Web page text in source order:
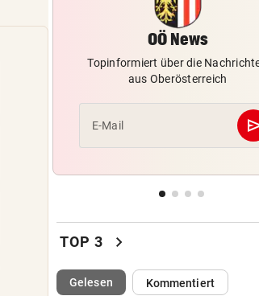
„Ich bin sehr froh, dass es so
ausgegangen ist“
ARBEITERKAMMER-TEST vor 21
Luftkühler ließen Temperatur
sogar noch steigen
vor
hatte Riesenglück“
beladen werden
WASSERSTAND ZU NIEDRIG
OÖ News
Topinformiert über die
aus Oberösterreich
E-Mail
TOP 3 chevron_right
Gelesen(ausgewählt)Kommentiert